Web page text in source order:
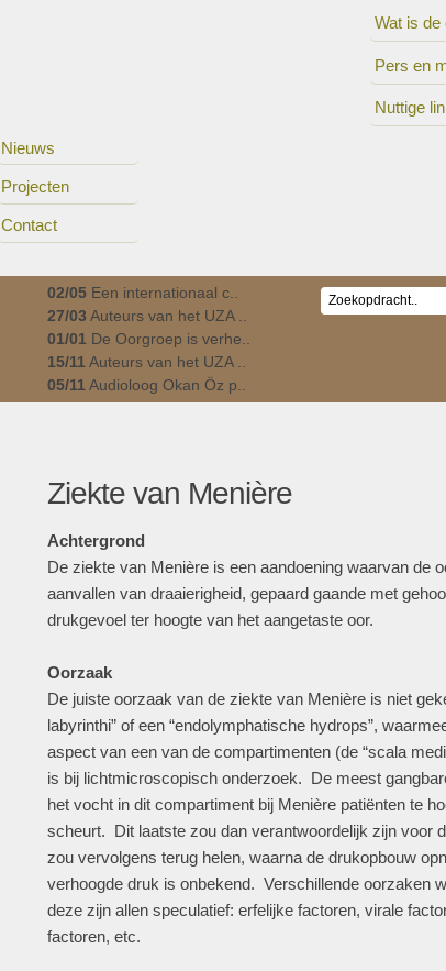
Wat is de
Pers en
Nuttige
Nieuws
Projecten
Contact
02/05Een internationaal c..
27/03 Auteurs van het UZA ..
01/01 De Oorgroep is verhe..
15/11 Auteurs van het UZA ..
05/11 Audioloog Okan Öz p..
Ziekte van Menière
Achtergrond
De ziekte van Menière is een aandoening waarvan de
aanvallen van draaierigheid, gepaard gaande met
drukgevoel ter hoogte van het aangetaste oor.
Oorzaak
De juiste oorzaak van de ziekte van Menière is niet
labyrinthi” of een “endolymphatische hydrops”,
aspect van een van de compartimenten (de “scala
is bij lichtmicroscopisch onderzoek. De meest
het vocht in dit compartiment bij Menière patiënten te
scheurt. Dit laatste zou dan verantwoordelijk zijn voor
zou vervolgens terug helen, waarna de drukopbouw
verhoogde druk is onbekend. Verschillende oorzaken
deze zijn allen speculatief: erfelijke factoren, virale
factoren, etc.